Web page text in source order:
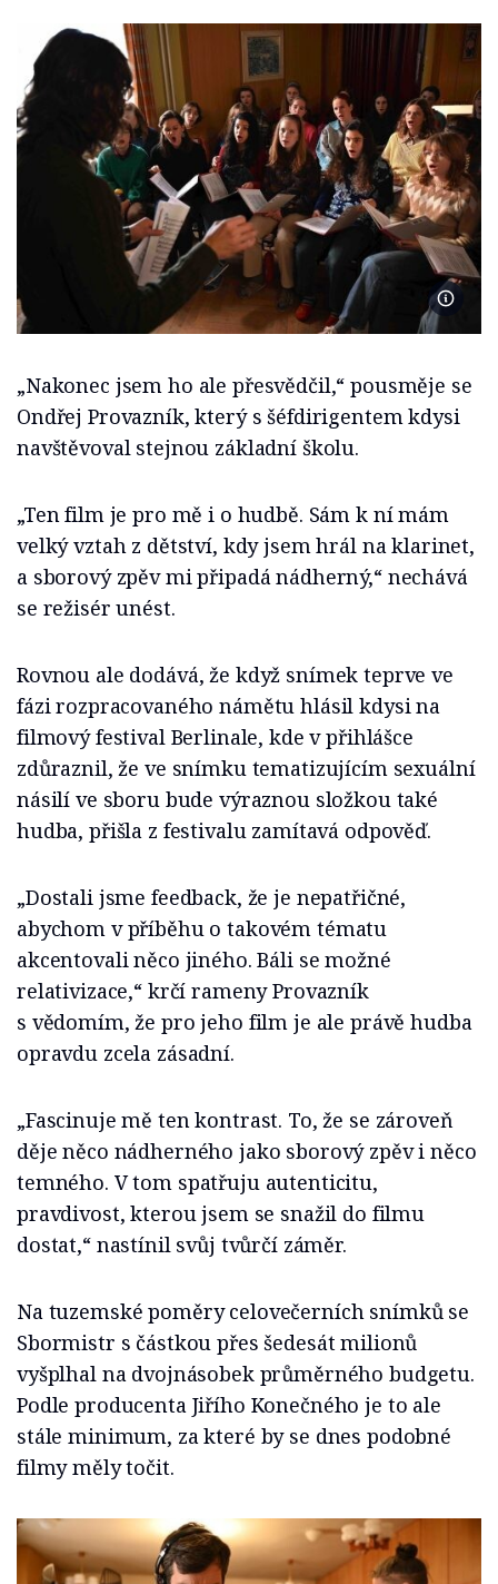
„Nakonec jsem ho ale přesvědčil,“ pousměje se
Ondřej Provazník, který s šéfdirigentem kdysi
navštěvoval stejnou základní školu.
„Ten film je pro mě i o hudbě. Sám k ní mám
velký vztah z dětství, kdy jsem hrál na klarinet,
a sborový zpěv mi připadá nádherný,“ nechává
se režisér unést.
Rovnou ale dodává, že když snímek teprve ve
fázi rozpracovaného námětu hlásil kdysi na
filmový festival Berlinale, kde v přihlášce
zdůraznil, že ve snímku tematizujícím sexuální
násilí ve sboru bude výraznou složkou také
hudba, přišla z festivalu zamítavá odpověď.
„Dostali jsme feedback, že je nepatřičné,
abychom v příběhu o takovém tématu
akcentovali něco jiného. Báli se možné
relativizace,“ krčí rameny Provazník
s vědomím, že pro jeho film je ale právě hudba
opravdu zcela zásadní.
„Fascinuje mě ten kontrast. To, že se zároveň
děje něco nádherného jako sborový zpěv i něco
temného. V tom spatřuju autenticitu,
pravdivost, kterou jsem se snažil do filmu
dostat,“ nastínil svůj tvůrčí záměr.
Na tuzemské poměry celovečerních snímků se
Sbormistr s částkou přes šedesát milionů
vyšplhal na dvojnásobek průměrného budgetu.
Podle producenta Jiřího Konečného je to ale
stále minimum, za které by se dnes podobné
filmy měly točit.